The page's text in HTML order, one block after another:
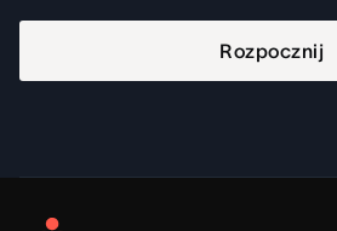
Rozpocznij